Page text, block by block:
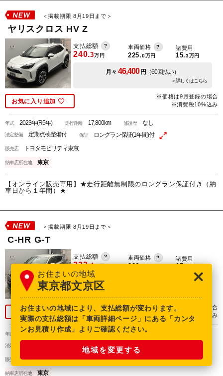
お住まいの地域
東京都文京区
お住まいの地域により、支払総額が変わります。
実際の支払総額は「車両詳細ページ」にある「カンタ
ンお見積り作成」よりご確認ください。
地域を変更する
＜掲載期限 8月19日まで＞
ヤリスクロス HV Z
支払総額
240.3万円
車両価格
225.0万円
諸費用
15.3万円
月々 46,400円 （60回払い）
＞詳しくはこちら
お気に入り追加
※価格は9月登録の場合
※消費税10%込み
年式2023年(R5年) 走行距離17,800km 修復歴なし
法定整備定期点検整備付 保証ロングラン保証(1年間)付
販売店トヨタモビリティ東京
納車店所在地東京
【オンライン販売専用】★走行距離無制限のロングラン保証付き（納
車日から１年間）★
＜掲載期限 8月19日まで＞
C-HR G-T
支払総額
222.4
車両価格
206.
諸費用
15.
お気に入り追加
※価格は9月登録の場合
※消費税10%込み
年式 2016年(H28年) 走行距離 17,800km 修復歴なし
法定整備 保証 ロングラン保証(1年間)付
販売店 トヨタモビリティ東京
納車店所在地東京